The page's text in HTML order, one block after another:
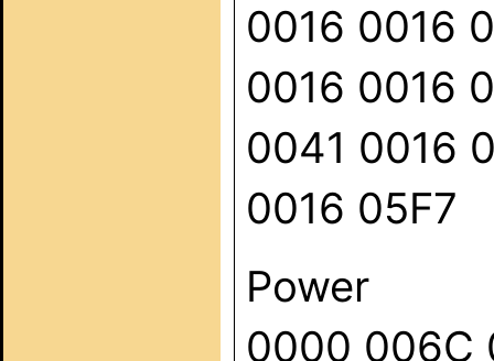
0016 0016
0016 0016
0041 0016
0016 05F7
Power
0000 006C